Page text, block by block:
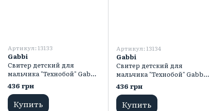
Артикул: 13133
Gabbi
Свитер детский для
мальчика "Технобой" Gabbi
SV-19-31-2 тринитка с
начесом зима р. 86 синий
темный
436 грн
Купить
Артикул: 13134
Gabbi
Свитер детский для
мальчика "Технобой" Gabbi
SV-19-31-2 тринитка с
начесом зима р. 86 черный
436 грн
Купить